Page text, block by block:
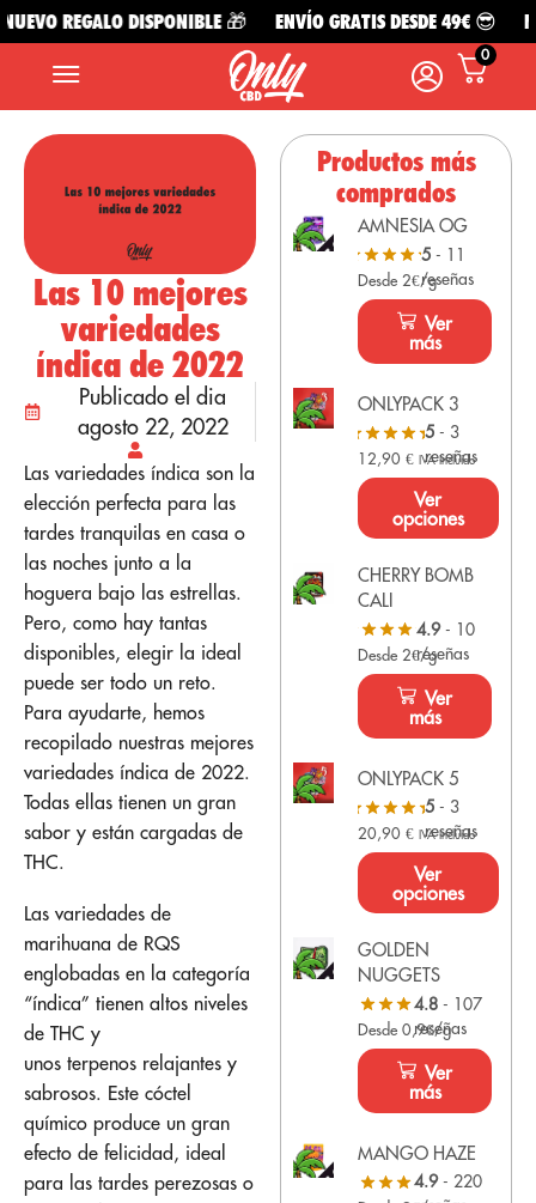
REGALO DISPONIBLE 🎁 ENVÍO GRATIS DESDE 49€ 😎
0
Las 10 mejores
variedades
índica de 2022
Publicado el dia
agosto 22, 2022
Las variedades índica son la
elección perfecta para las
tardes tranquilas en casa o
las noches junto a la
hoguera bajo las estrellas.
Pero, como hay tantas
disponibles, elegir la ideal
puede ser todo un reto.
Para ayudarte, hemos
recopilado nuestras mejores
variedades índica de 2022.
Todas ellas tienen un gran
sabor y están cargadas de
THC.
Las variedades de
marihuana de RQS
englobadas en la categoría
“índica” tienen altos niveles
de THC y
unos terpenos relajantes y
sabrosos. Este cóctel
químico produce un gran
efecto de felicidad, ideal
para las tardes perezosas o
Productos más
comprados
AMNESIA OG
5- 11
reseñas
Desde 2€/g
Ver
más
ONLYPACK 3
5- 3
reseñas
12,90€ IVA Incluido
Ver
opciones
CHERRY BOMB
CALI
4.9- 10
reseñas
Desde 2€/g
Ver
más
ONLYPACK 5
5- 3
reseñas
20,90€ IVA Incluido
Ver
opciones
GOLDEN
NUGGETS
4.8- 107
reseñas
Desde 0,9€/g
Ver
más
MANGO HAZE
4.9- 220